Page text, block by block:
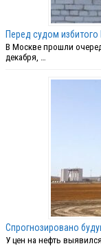
Перед судом
В Москве прошли
декабря, …
Спрогнозировано
У цен на нефть